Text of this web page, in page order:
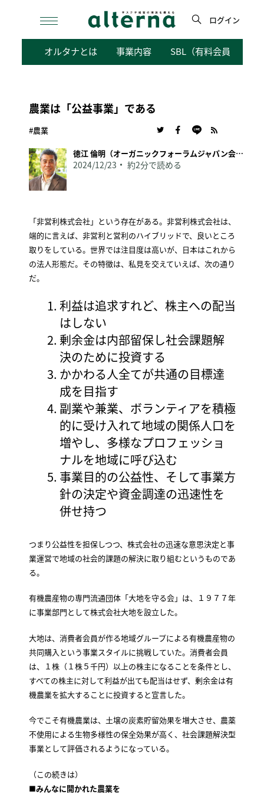
検
ログイン
オルタナとは 事業内容 SBL（有料会員向けサ
農業は「公益事業」である
#農業
徳江 倫明（オーガニックフォーラムジャパン会長）
2024/12/23 約2分で読める
「非営利株式会社」という存在がある。非営利株式会社は、
端的に言えば、非営利と営利のハイブリッドで、良いところ
取りをしている。世界では注目度は高いが、日本はこれから
の法人形態だ。その特徴は、私見を交えていえば、次の通り
だ。
利益は追求すれど、株主への配当
はしない
剰余金は内部留保し社会課題解
決のために投資する
かかわる人全てが共通の目標達
成を目指す
副業や兼業、ボランティアを積極
的に受け入れて地域の関係人口を
増やし、多様なプロフェッショ
ナルを地域に呼び込む
事業目的の公益性、そして事業方
針の決定や資金調達の迅速性を
併せ持つ
つまり公益性を担保しつつ、株式会社の迅速な意思決定と事
業運営で地域の社会的課題の解決に取り組むというものであ
る。
有機農産物の専門流通団体「大地を守る会」は、１９７７年
に事業部門として株式会社大地を設立した。
大地は、消費者会員が作る地域グループによる有機農産物の
共同購入という事業スタイルに挑戦していた。消費者会員
は、１株（１株５千円）以上の株主になることを条件とし、
すべての株主に対して利益が出ても配当はせず、剰余金は有
機農業を拡大することに投資すると宣言した。
今でこそ有機農業は、土壌の炭素貯留効果を増大させ、農薬
不使用による生物多様性の保全効果が高く、社会課題解決型
事業として評価されるようになっている。
（この続きは）
■みんなに開かれた農業を